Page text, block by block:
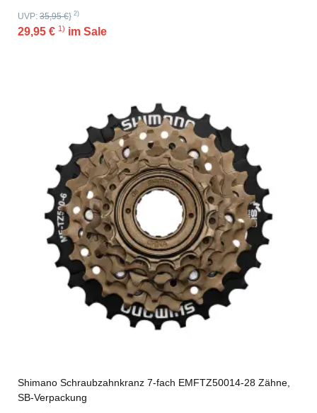
UVP: 35,95 €} 2)
29,95 € 1) im Sale
Shimano Schraubzahnkranz 7-fach EMFTZ50014-28 Zähne,
SB-Verpackung